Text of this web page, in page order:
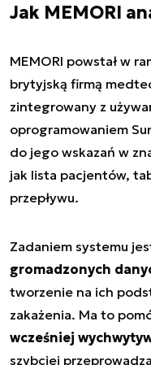
Jak MEMORI
MEMORI powstał w
brytyjską firmą
zintegrowany z
oprogramowaniem
do jego wskazań w
jak lista pacjentów,
przepływu.
Zadaniem systemu
gromadzonych
tworzenie na ich
zakażenia. Ma to
wcześniej
szybciej